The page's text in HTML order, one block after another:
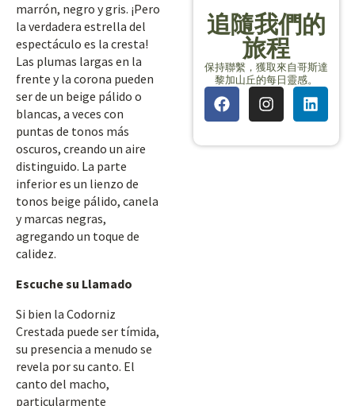
marrón, negro y gris. ¡Pero
la verdadera estrella del
espectáculo es la cresta!
Las plumas largas en la
frente y la corona pueden
ser de un beige pálido o
blancas, a veces con
puntas de tonos más
oscuros, creando un aire
distinguido. La parte
inferior es un lienzo de
tonos beige pálido, canela
y marcas negras,
agregando un toque de
calidez.
Escuche su Llamado
Si bien la Codorniz
Crestada puede ser tímida,
su presencia a menudo se
revela por su canto. El
canto del macho,
particularmente
追隨我們的
旅程
保持聯繫，獲取來自哥斯達
黎加山丘的每日靈感。